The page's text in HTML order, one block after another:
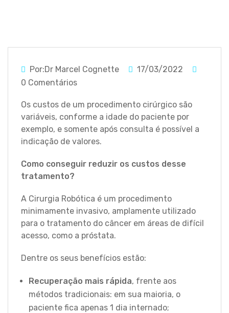
Por:Dr Marcel Cognette
17/03/2022
0 Comentários
Os custos de um procedimento cirúrgico são
variáveis, conforme a idade do paciente por
exemplo, e somente após consulta é possível a
indicação de valores.
Como conseguir reduzir os custos desse
tratamento?
A Cirurgia Robótica é um procedimento
minimamente invasivo, amplamente utilizado
para o tratamento do câncer em áreas de difícil
acesso, como a próstata.
Dentre os seus benefícios estão:
Recuperação mais rápida, frente aos
métodos tradicionais: em sua maioria, o
paciente fica apenas 1 dia internado;